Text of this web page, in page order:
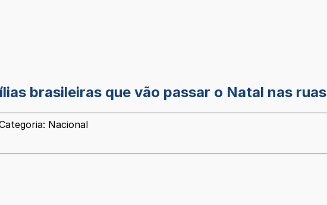
brasileiras que vão passar o Natal nas ruas
Nacional